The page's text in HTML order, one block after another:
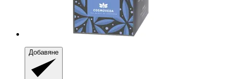
Добавяне